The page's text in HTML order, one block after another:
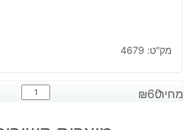
מק"ט: 4679
מחיר: ₪60
כמות
של